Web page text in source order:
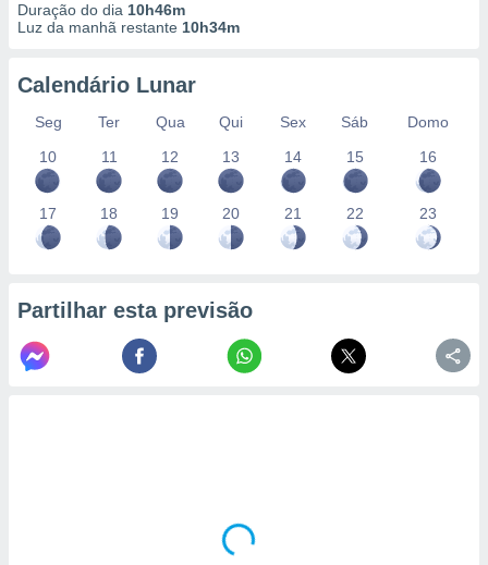
Duração do dia 10h46m
Luz da manhã restante 10h34m
Calendário Lunar
Seg Ter Qua Qui Sex Sáb
Domo
10
11 12 13 14 15 16
17 18 19 20 21 22 23
Partilhar esta previsão